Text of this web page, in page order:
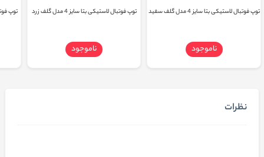
توپ فوتبال لاستیکی بتا سایز 4 مدل گلف سفید
ناموجود
توپ فوتبال لاستیکی بتا سایز 4 مدل گلف زرد
ناموجود
توپ
نظرات